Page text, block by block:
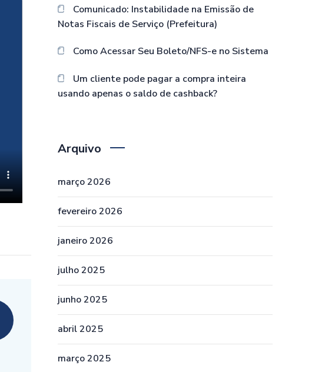
Comunicado: Instabilidade na Emissão de
Notas Fiscais de Serviço (Prefeitura)
Como Acessar Seu Boleto/NFS-e no Sistema
Um cliente pode pagar a compra inteira
usando apenas o saldo de cashback?
Arquivo
março 2026
fevereiro 2026
janeiro 2026
julho 2025
junho 2025
abril 2025
março 2025